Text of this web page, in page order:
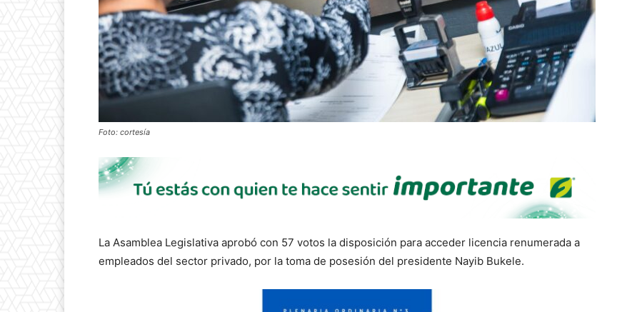
Foto: cortesía
La Asamblea Legislativa aprobó con 57 votos la disposición para acceder licencia renumerada a
empleados del sector privado, por la toma de posesión del presidente Nayib Bukele.